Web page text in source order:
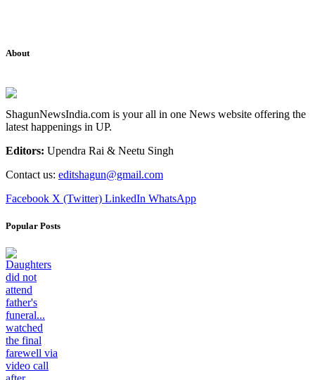
About
ShagunNewsIndia.com is your all in one News website offering the
latest happenings in UP.
Editors: Upendra Rai & Neetu Singh
Contact us: editshagun@gmail.com
Facebook X (Twitter) LinkedIn WhatsApp
Popular Posts